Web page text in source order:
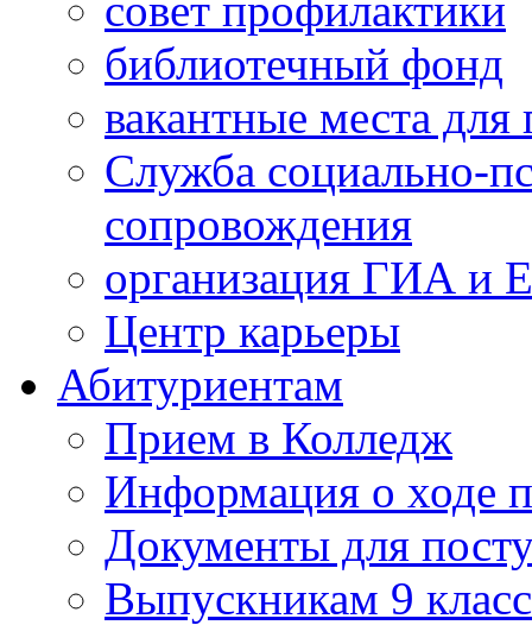
библиотечный фонд
вакантные места
Служба социально-
сопровождения
организация ГИА и
Центр карьеры
Абитуриентам
Прием в Колледж
Информация о ходе
Документы для
Выпускникам 9